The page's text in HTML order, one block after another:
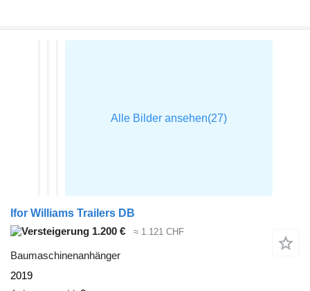
Ifor Williams Trailers DB
1.200 €
≈ 1.121 CHF
Baumaschinenanhänger
2019